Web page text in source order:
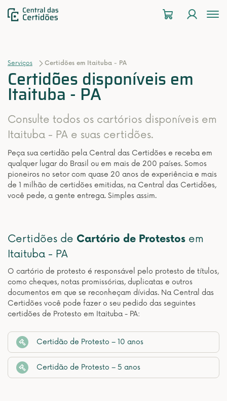
Serviços Certidões em Itaituba - PA
Certidões disponíveis em
Itaituba - PA
Consulte todos os cartórios disponíveis em
Itaituba - PA e suas certidões.
Peça sua certidão pela Central das Certidões e receba em
qualquer lugar do Brasil ou em mais de 200 países. Somos
pioneiros no setor com quase 20 anos de experiência e mais
de 1 milhão de certidões emitidas, na Central das Certidões,
você pede, a gente entrega. Simples assim.
Certidões de Cartório de Protestos em
Itaituba - PA
O cartório de protesto é responsável pelo protesto de títulos,
como cheques, notas promissórias, duplicatas e outros
documentos em que se reconheçam dívidas. Na Central das
Certidões você pode fazer o seu pedido das seguintes
certidões de Protesto em Itaituba - PA:
Certidão de Protesto – 10 anos
Certidão de Protesto – 5 anos